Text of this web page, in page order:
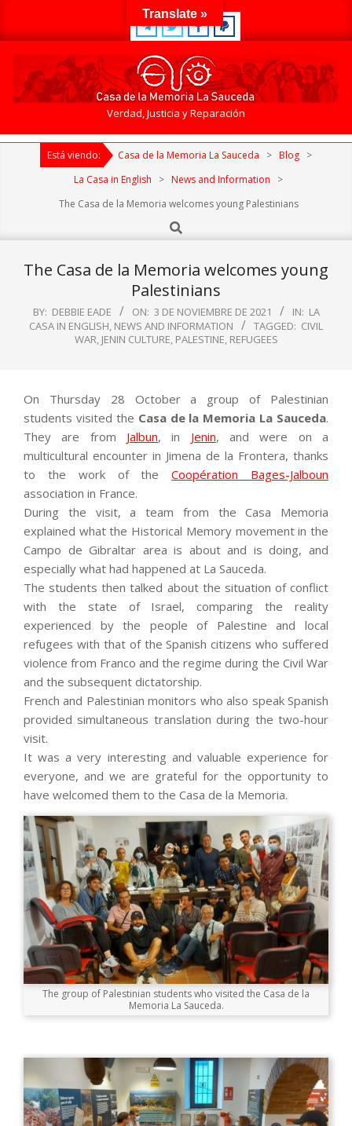
de
Memoria
Verdad, Justicia y Reparación
Primary
NavigationEstá viendo: Casa de la Memoria La Sauceda > Blog >
La Casa in English
> News and Information
>
The Casa de la Memoria welcomes young Palestinians
Search
The Casa de la Memoria welcomes young
Palestinians
BY: DEBBIE EADE ON: 3 DE NOVIEMBRE DE 2021 IN: LA
CASA IN ENGLISH, NEWS AND INFORMATION TAGGED: CIVIL
WAR, JENIN CULTURE, PALESTINE, REFUGEES
On Thursday 28 October a group of Palestinian
students visited the Casa de la Memoria La Sauceda.
They are from Jalbun, in Jenin, and were on a
multicultural encounter in Jimena de la Frontera, thanks
to the work of theCoopération Bages-Jalboun
association in France.
During the visit, a team from the Casa Memoria
explained what the Historical Memory movement in the
Campo de Gibraltar area is about and is doing, and
especially what had happened at La Sauceda.
The students then talked about the situation of conflict
with the state of Israel, comparing the reality
experienced by the people of Palestine and local
refugees with that of the Spanish citizens who suffered
violence from Franco and the regime during the Civil War
and the subsequent dictatorship.
French and Palestinian monitors who also speak Spanish
provided simultaneous translation during the two-hour
visit.
It was a very interesting and valuable experience for
everyone, and we are grateful for the opportunity to
have welcomed them to the Casa de la Memoria.
The group of Palestinian students who visited the Casa de la
Memoria La Sauceda.
Translate »